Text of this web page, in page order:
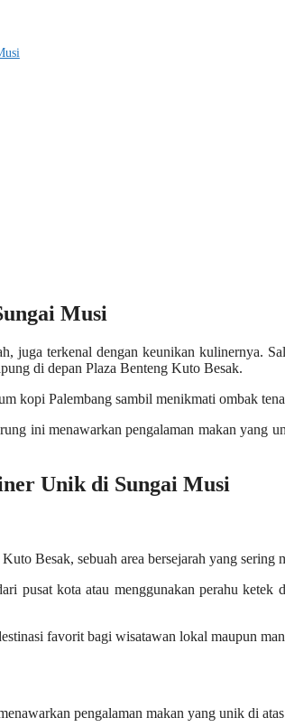
Musi
juga terkenal dengan keunikan kulinernya.
di depan Plaza Benteng Kuto Besak.
kopi Palembang sambil menikmati ombak
ini menawarkan pengalaman makan yang
Unik di Sungai Musi
Besak, sebuah area bersejarah yang sering
pusat kota atau menggunakan perahu ketek
favorit bagi wisatawan lokal maupun
pengalaman makan yang unik di